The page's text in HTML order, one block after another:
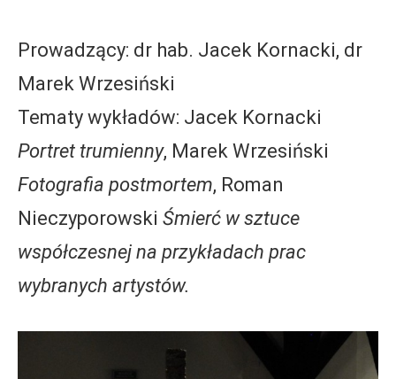
Prowadzący: dr hab. Jacek Kornacki, dr
Marek Wrzesiński
Tematy wykładów: Jacek Kornacki
Portret trumienny, Marek Wrzesiński
Fotografia postmortem, Roman
Nieczyporowski Śmierć w sztuce
współczesnej na przykładach prac
wybranych artystów.